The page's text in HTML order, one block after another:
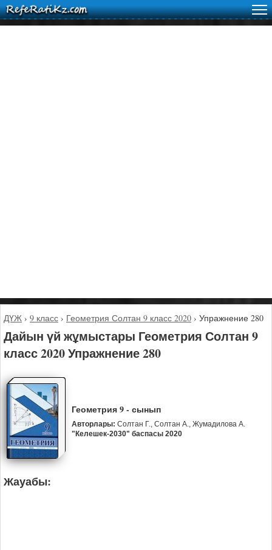
ДҮЖ › 9 класс › Геометрия Солтан 9 класс 2020 › Упражнение 280
Дайын үй жұмыстары Геометрия Солтан 9
класс 2020 Упражнение 280
Геометрия 9 - сынып
Авторлары: Солтан Г., Солтан А., Жумадилова А.
"Келешек-2030" баспасы 2020
Жауабы: